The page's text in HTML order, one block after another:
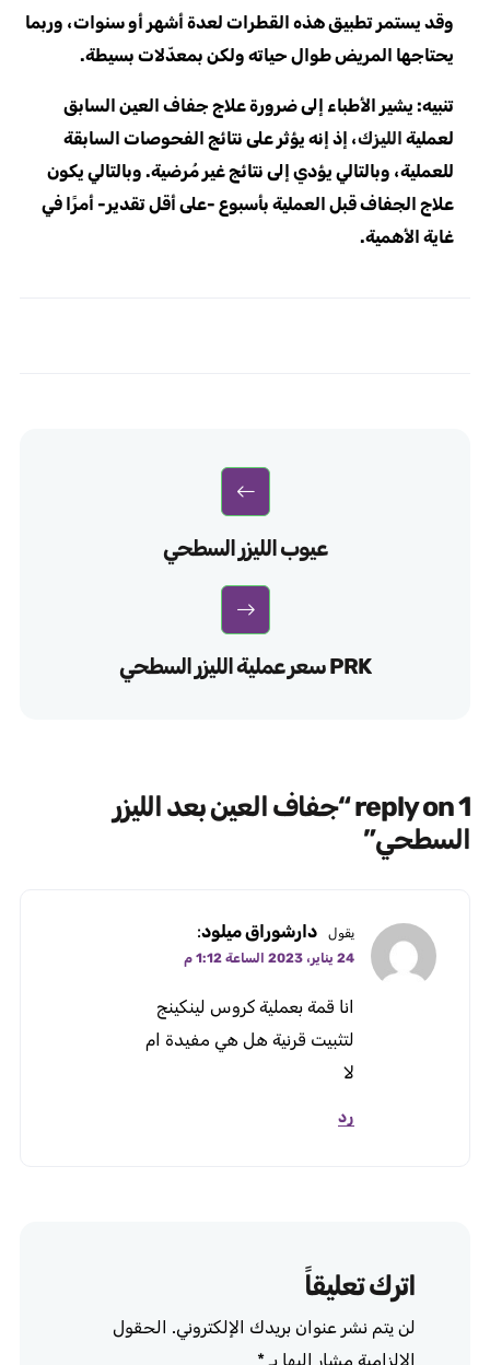
وقد يستمر تطبيق هذه القطرات لعدة أشهر أو سنوات، وربما
يحتاجها المريض طوال حياته ولكن بمعدّلات بسيطة.
تنبيه: يشير الأطباء إلى ضرورة علاج جفاف العين السابق
لعملية الليزك، إذ إنه يؤثر على نتائج الفحوصات السابقة
للعملية، وبالتالي يؤدي إلى نتائج غير مُرضية. وبالتالي يكون
علاج الجفاف قبل العملية بأسبوع -على أقل تقدير- أمرًا في
غاية الأهمية.
عيوب الليزر السطحي
سعر عملية الليزر السطحي PRK
1 reply on “جفاف العين بعد الليزر
السطحي”
يقول دارشوراق ميلود:
24 يناير، 2023 الساعة 1:12 م
انا قمة بعملية كروس لينكينج
لتثبيت قرنية هل هي مفيدة ام
لا
رد
اترك تعليقاً
لن يتم نشر عنوان بريدك الإلكتروني. الحقول
الإلزامية مشار إليها بـ*